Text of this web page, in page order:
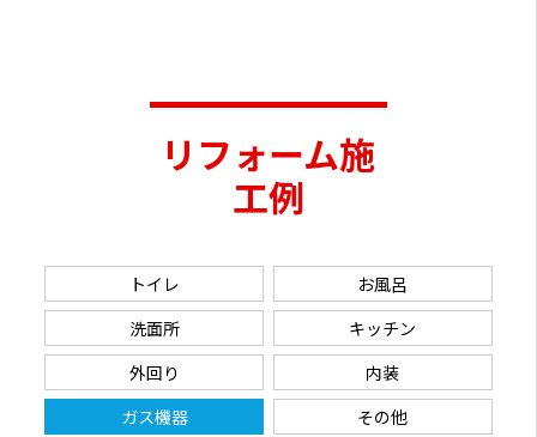
リフォーム施
工例
トイレ
お風呂
洗面所
キッチン
外回り
内装
ガス機器
その他